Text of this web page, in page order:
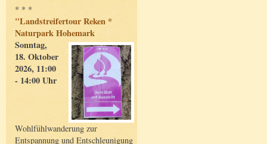
* * *
"Landstreifertour Reken *
Naturpark Hohemark
Sonntag,
18. Oktober
2026, 11:00
- 14:00 Uhr
Wohlfühlwanderung zur
Entspannung und Entschleunigung